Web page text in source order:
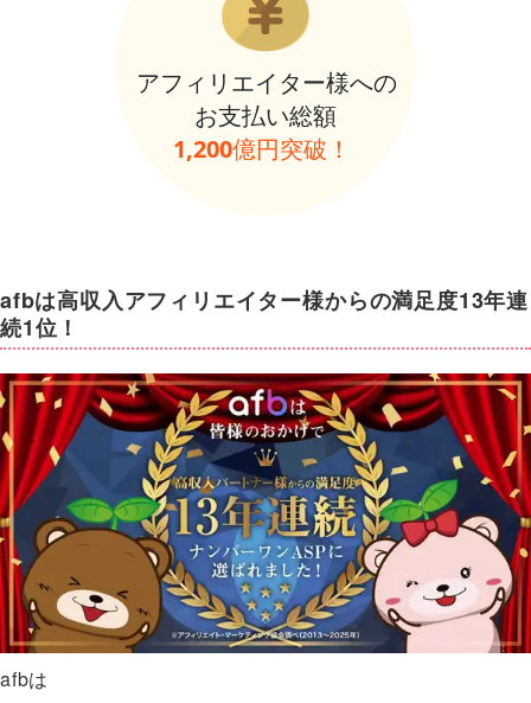
afbは高収入アフィリエイター様からの満足度13年連
続1位！
afbは